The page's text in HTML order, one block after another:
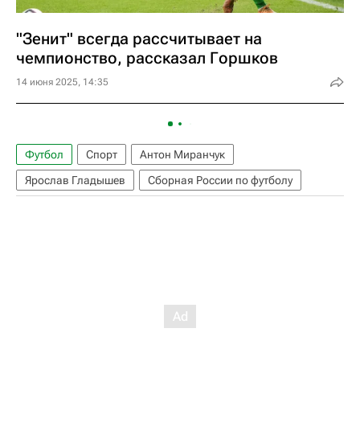
"Зенит" всегда рассчитывает на
чемпионство, рассказал Горшков
14 июня 2025, 14:35
Футбол Спорт
Антон Миранчук
Ярослав Гладышев
Сборная России по футболу